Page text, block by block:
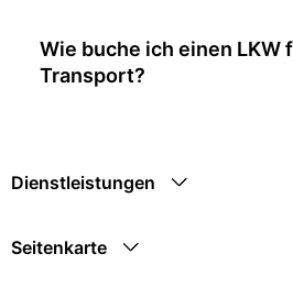
Wie buche ich einen LKW
Transport?
Dienstleistungen
Seitenkarte